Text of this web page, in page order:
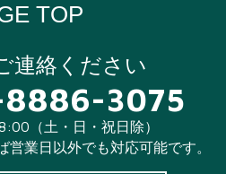
TOP
連絡ください
3075
（土・日・祝日除）
業日以外でも対応可能です。